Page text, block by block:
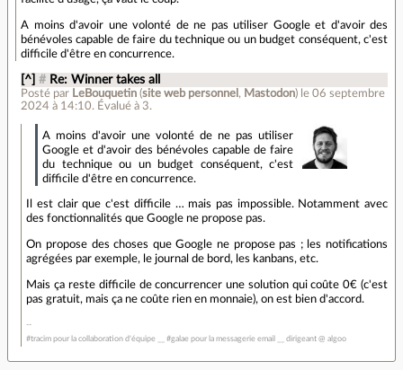
A moins d'avoir une volonté de ne pas utiliser Google et d'avoir des
bénévoles capable de faire du technique ou un budget conséquent, c'est
difficile d'être en concurrence.
[^] # Re: Winner takes all
Posté par LeBouquetin (site web personnel , Mastodon) le 06 septembre
2024 à 14:10. Évalué à 3.
A moins d'avoir une volonté de ne pas utiliser
Google et d'avoir des bénévoles capable de faire
du technique ou un budget conséquent, c'est
difficile d'être en concurrence.
Il est clair que c'est difficile … mais pas impossible. Notamment avec
des fonctionnalités que Google ne propose pas.
On propose des choses que Google ne propose pas ; les notifications
agrégées par exemple, le journal de bord, les kanbans, etc.
Mais ça reste difficile de concurrencer une solution qui coûte 0€ (c'est
pas gratuit, mais ça ne coûte rien en monnaie), on est bien d'accord.
#tracim pour la collaboration d'équipe __ #galae pour la messagerie email __ dirigeant @ algoo